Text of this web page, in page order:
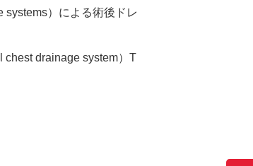
）による術後ドレ
drainage system）T